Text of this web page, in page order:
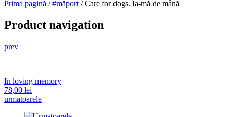
Prima pagină /#măport / Care for dogs. Ia-mă de mână
Product navigation
prev
In loving memory
78,00 lei
urmatoarele